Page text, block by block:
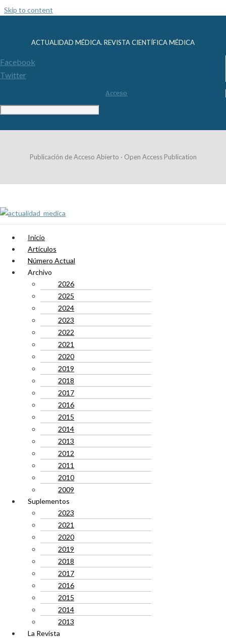
Skip to content
ACTUALIDAD MÉDICA. REVISTA CIENTÍFICA MÉDICA
Facebook
Twitter
Acceso
Publicación de Acceso Abierto · Open Access Publication
Inicio
Artículos
Número Actual
Archivo
2026
2025
2024
2023
2022
2021
2020
2019
2018
2017
2016
2015
2014
2013
2012
2011
2010
2009
Suplementos
2023
2021
2020
2019
2018
2017
2016
2015
2014
2013
La Revista